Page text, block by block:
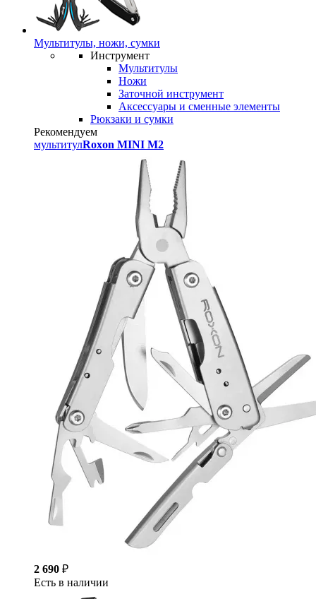
Мультитулы, ножи, сумки
Инструмент
Мультитулы
Ножи
Заточной инструмент
Аксессуары и сменные элементы
Рюкзаки и сумки
Рекомендуем
мультитулRoxon MINI M2
2 690 ₽
Есть в наличии